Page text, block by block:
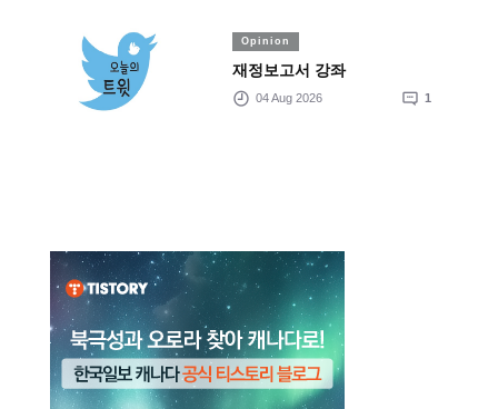
Opinion
재정보고서 강좌
04 Aug 2026 1